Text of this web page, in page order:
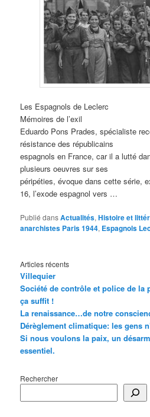
Les Espagnols de Leclerc
Mémoires de l’exil
Eduardo Pons Prades, spécialiste
résistance des républicains
espagnols en France, car il a lutté
plusieurs oeuvres sur ses
péripéties, évoque dans cette série,
16, l’exode espagnol vers …
Publié dansActualités,Histoire et
anarchistes Paris 1944, Espagnols
Articles récents
Villequier
Société de contrôle et police de la
ça suffit !
La renaissance…de notre
Dérèglement climatique: les gens
Si nous voulons la paix, un
essentiel.
Rechercher